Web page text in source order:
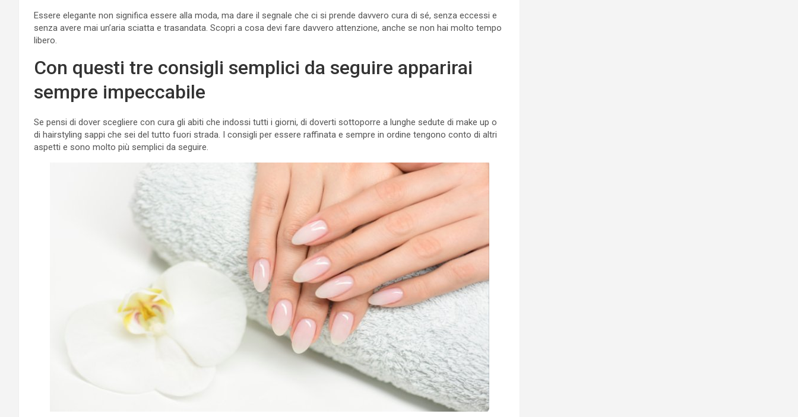
Essere elegante non significa essere alla moda, ma dare il segnale che ci si prende davvero cura di sé, senza eccessi e
senza avere mai un’aria sciatta e trasandata. Scopri a cosa devi fare davvero attenzione, anche se non hai molto tempo
libero.
Con questi tre consigli semplici da seguire apparirai
sempre impeccabile
Se pensi di dover scegliere con cura gli abiti che indossi tutti i giorni, di doverti sottoporre a lunghe sedute di make up o
di hairstyling sappi che sei del tutto fuori strada. I consigli per essere raffinata e sempre in ordine tengono conto di altri
aspetti e sono molto più semplici da seguire.